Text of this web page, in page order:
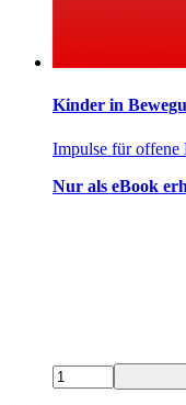
Kinder in
Impulse für offene
Nur als eBook